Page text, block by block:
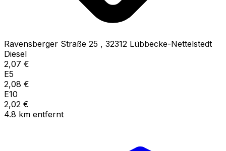
Ravensberger Straße 25 , 32312 Lübbecke-Nettelstedt
Diesel
2,07 €
E5
2,08 €
E10
2,02 €
4.8 km entfernt